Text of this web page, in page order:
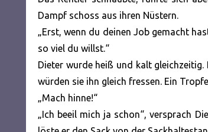
Dampf schoss aus ihren Nüstern.
„Erst, wenn du deinen Job gemacht
so viel du willst.“
Dieter wurde heiß und kalt gleichzeitig.
würden sie ihn gleich fressen. Ein
„Mach hinne!“
„Ich beeil mich ja schon“, versprach